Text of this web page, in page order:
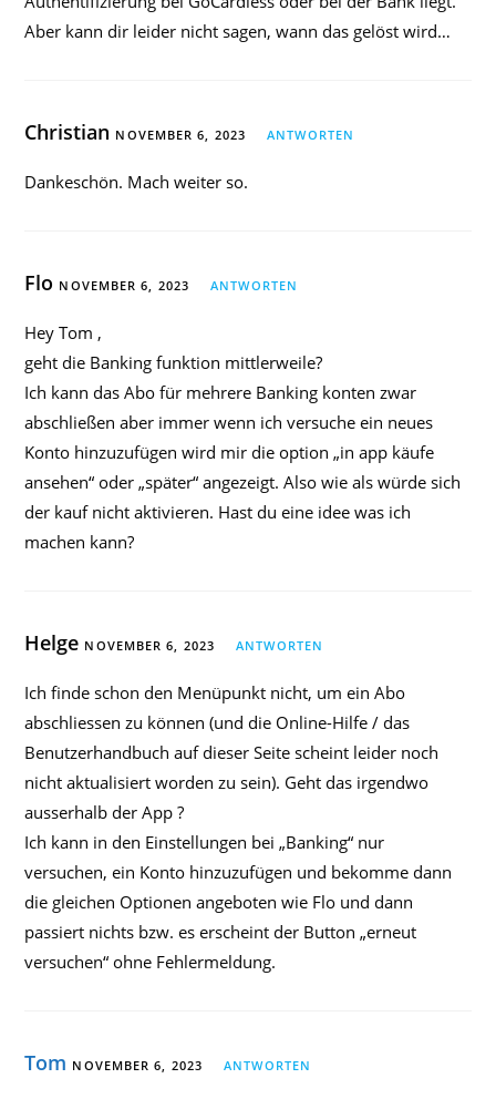
Aber kann dir leider nicht sagen, wann das gelöst wird…
Christian NOVEMBER 6, 2023 ANTWORTEN
Dankeschön. Mach weiter so.
Flo NOVEMBER 6, 2023 ANTWORTEN
Hey Tom ,
geht die Banking funktion mittlerweile?
Ich kann das Abo für mehrere Banking konten zwar
abschließen aber immer wenn ich versuche ein neues
Konto hinzuzufügen wird mir die option „in app käufe
ansehen“ oder „später“ angezeigt. Also wie als würde sich
der kauf nicht aktivieren. Hast du eine idee was ich
machen kann?
Helge NOVEMBER 6, 2023 ANTWORTEN
Ich finde schon den Menüpunkt nicht, um ein Abo
abschliessen zu können (und die Online-Hilfe / das
Benutzerhandbuch auf dieser Seite scheint leider noch
nicht aktualisiert worden zu sein). Geht das irgendwo
ausserhalb der App ?
Ich kann in den Einstellungen bei „Banking“ nur
versuchen, ein Konto hinzuzufügen und bekomme dann
die gleichen Optionen angeboten wie Flo und dann
passiert nichts bzw. es erscheint der Button „erneut
versuchen“ ohne Fehlermeldung.
Tom NOVEMBER 6, 2023 ANTWORTEN